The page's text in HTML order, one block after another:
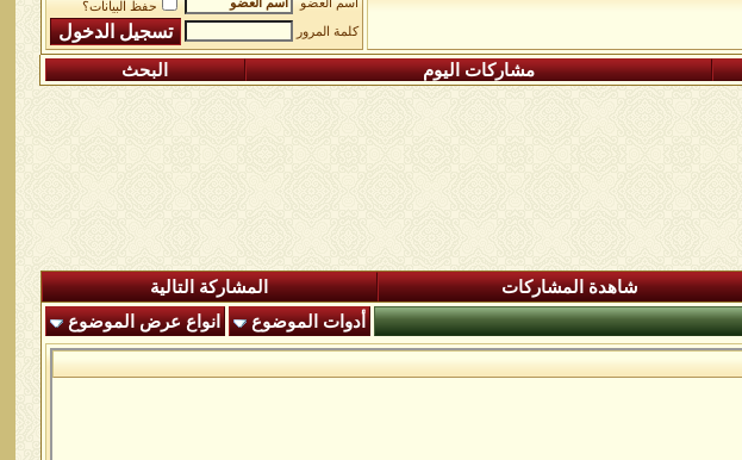
اسم العضو
حفظ البيانات؟
كلمة المرور
مشاركات اليوم البحث
شاهدة المشاركات
المشاركة التالية
أدوات الموضوع
انواع عرض الموضوع